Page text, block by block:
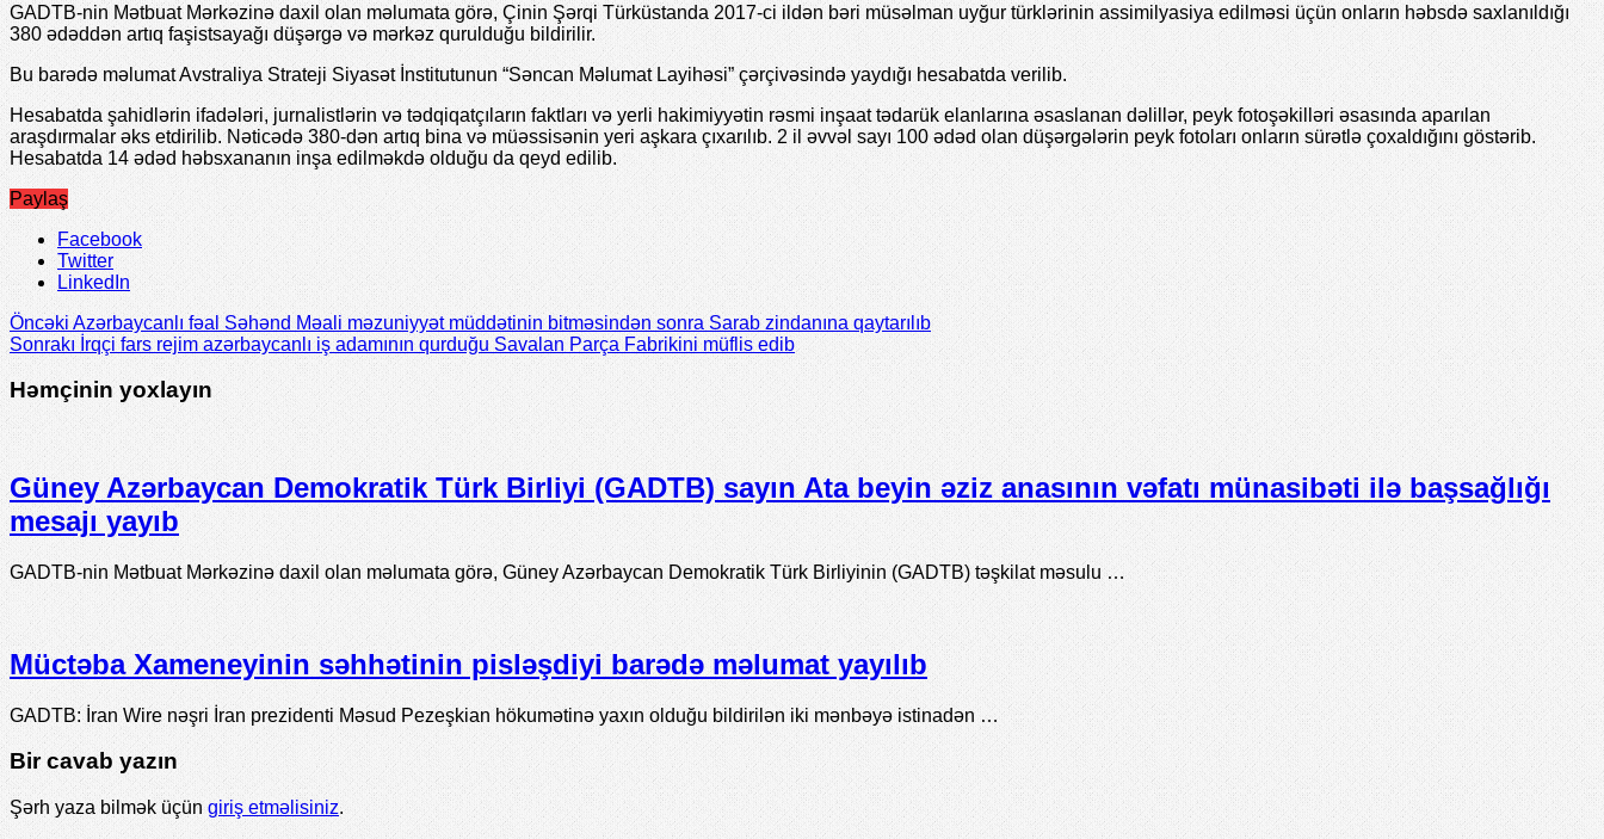
GADTB-nin Mətbuat Mərkəzinə daxil olan məlumata görə, Çinin Şərqi Türküstanda 2017-ci ildən bəri müsəlman uyğur türklərinin assimilyasiya edilməsi üçün onların həbsdə saxlanıldığı
380 ədəddən artıq faşistsayağı düşərgə və mərkəz qurulduğu bildirilir.
Bu barədə məlumat Avstraliya Strateji Siyasət İnstitutunun “Səncan Məlumat Layihəsi” çərçivəsində yaydığı hesabatda verilib.
Hesabatda şahidlərin ifadələri, jurnalistlərin və tədqiqatçıların faktları və yerli hakimiyyətin rəsmi inşaat tədarük elanlarına əsaslanan dəlillər, peyk fotoşəkilləri əsasında aparılan
araşdırmalar əks etdirilib. Nəticədə 380-dən artıq bina və müəssisənin yeri aşkara çıxarılıb. 2 il əvvəl sayı 100 ədəd olan düşərgələrin peyk fotoları onların sürətlə çoxaldığını göstərib.
Hesabatda 14 ədəd həbsxananın inşa edilməkdə olduğu da qeyd edilib.
Paylaş
Facebook
Twitter
LinkedIn
Öncəki Azərbaycanlı fəal Səhənd Məali məzuniyyət müddətinin bitməsindən sonra Sarab zindanına qaytarılıb
Sonrakı İrqçi fars rejim azərbaycanlı iş adamının qurduğu Savalan Parça Fabrikini müflis edib
Həmçinin yoxlayın
Güney Azərbaycan Demokratik Türk Birliyi (GADTB) sayın Ata beyin əziz anasının vəfatı münasibəti ilə başsağlığı
mesajı yayıb
GADTB-nin Mətbuat Mərkəzinə daxil olan məlumata görə, Güney Azərbaycan Demokratik Türk Birliyinin (GADTB) təşkilat məsulu …
Müctəba Xameneyinin səhhətinin pisləşdiyi barədə məlumat yayılıb
GADTB: İran Wire nəşri İran prezidenti Məsud Pezeşkian hökumətinə yaxın olduğu bildirilən iki mənbəyə istinadən …
Bir cavab yazın
Şərh yaza bilmək üçün giriş etməlisiniz.